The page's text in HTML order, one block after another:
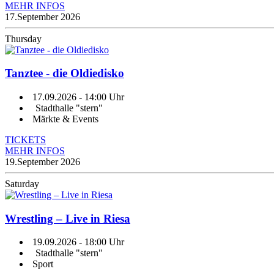
MEHR INFOS
17.September 2026
Thursday
Tanztee - die Oldiedisko
17.09.2026 - 14:00 Uhr
Stadthalle "stern"
Märkte & Events
TICKETS
MEHR INFOS
19.September 2026
Saturday
Wrestling – Live in Riesa
19.09.2026 - 18:00 Uhr
Stadthalle "stern"
Sport